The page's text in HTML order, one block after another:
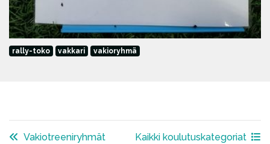
rally-toko vakkari vakioryhmä
Vakiotreeniryhmät Kaikki koulutuskategoriat